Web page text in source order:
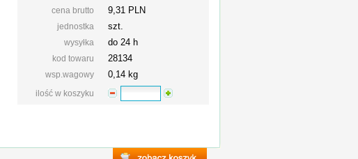
cena brutto 9,31 PLN
jednostka szt.
wysyłka do 24 h
kod towaru 28134
wsp.wagowy 0,14 kg
ilość w koszyku